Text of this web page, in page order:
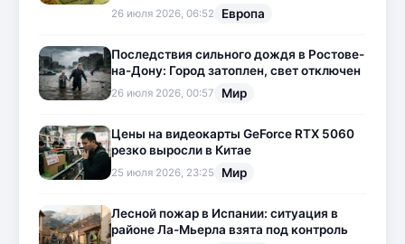
26 июля 2026, 06:52 Европа
Последствия сильного дождя в Ростове-
на-Дону: Город затоплен, свет отключен
26 июля 2026, 00:57 Мир
Цены на видеокарты GeForce RTX 5060
резко выросли в Китае
25 июля 2026, 23:25 Мир
Лесной пожар в Испании: ситуация в
районе Ла-Мьерла взята под контроль